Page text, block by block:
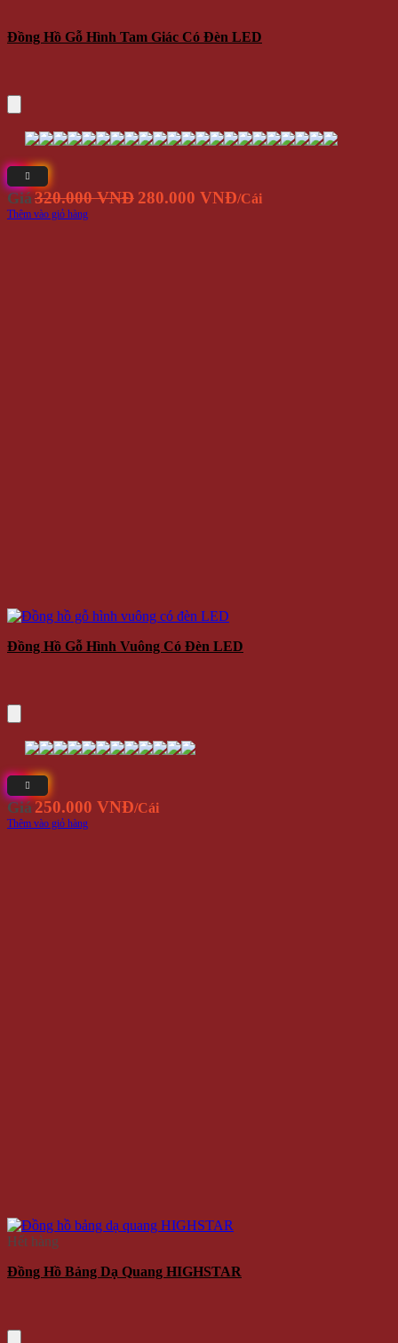
Đồng Hồ Gỗ Hình Tam Giác Có Đèn LED
Giá320.000 VNĐ Giá
gốc
280.000 VNĐGiá
hiện
/Cái
Thêm vào giỏ hàng
Đồng Hồ Gỗ Hình Vuông Có Đèn LED
Giá250.000 VNĐ/Cái
Thêm vào giỏ hàng
Hết hàng
Đồng Hồ Bảng Dạ Quang HIGHSTAR